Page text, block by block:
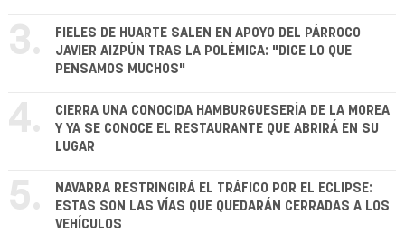
3.
FIELES DE HUARTE SALEN EN APOYO DEL PÁRROCO
JAVIER AIZPÚN TRAS LA POLÉMICA: "DICE LO QUE
PENSAMOS MUCHOS"
4.
CIERRA UNA CONOCIDA HAMBURGUESERÍA DE LA MOREA
Y YA SE CONOCE EL RESTAURANTE QUE ABRIRÁ EN SU
LUGAR
5.
NAVARRA RESTRINGIRÁ EL TRÁFICO POR EL ECLIPSE:
ESTAS SON LAS VÍAS QUE QUEDARÁN CERRADAS A LOS
VEHÍCULOS